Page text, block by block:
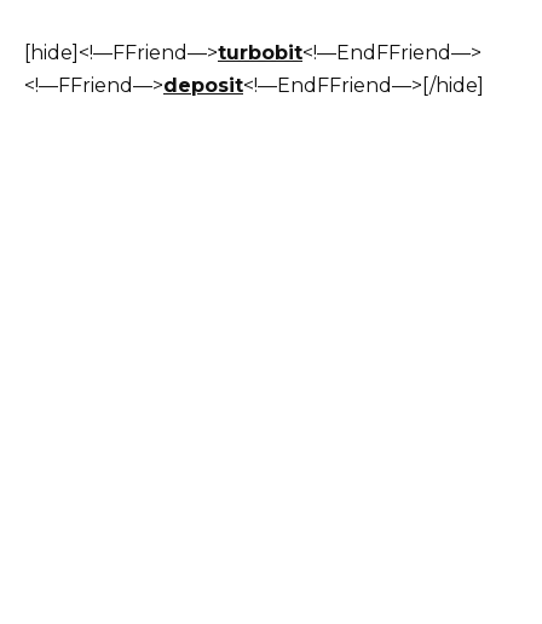
[hide]<!—FFriend—>turbobit<!—EndFFriend—>
<!—FFriend—>deposit<!—EndFFriend—>[/hide]